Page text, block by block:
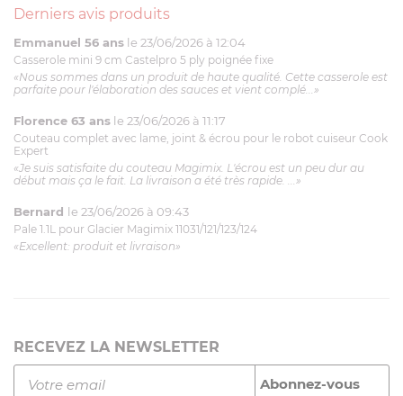
Derniers avis produits
Emmanuel 56 ans le 23/06/2026 à 12:04
Casserole mini 9 cm Castelpro 5 ply poignée fixe
«Nous sommes dans un produit de haute qualité. Cette casserole est
parfaite pour l'élaboration des sauces et vient complé...»
Florence 63 ans le 23/06/2026 à 11:17
Couteau complet avec lame, joint & écrou pour le robot cuiseur Cook
Expert
«Je suis satisfaite du couteau Magimix. L'écrou est un peu dur au
début mais ça le fait. La livraison a été très rapide. ...»
Bernard le 23/06/2026 à 09:43
Pale 1.1L pour Glacier Magimix 11031/121/123/124
«Excellent: produit et livraison»
RECEVEZ LA NEWSLETTER